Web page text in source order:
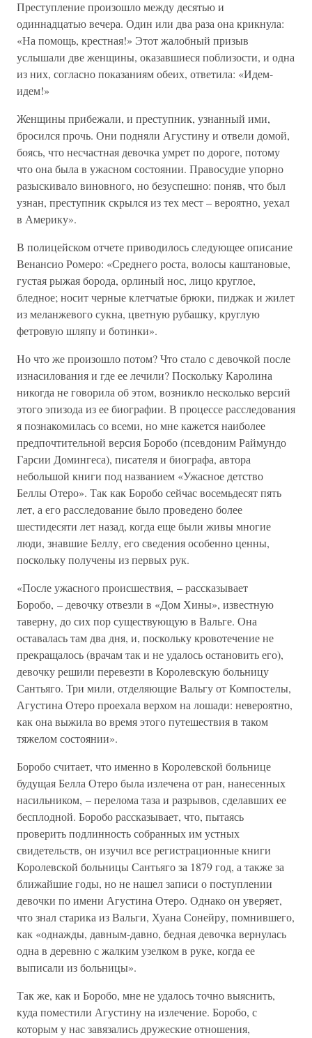
Преступление произошло между десятью и
одиннадцатью вечера. Один или два раза она крикнула:
«На помощь, крестная!» Этот жалобный призыв
услышали две женщины, оказавшиеся поблизости, и одна
из них, согласно показаниям обеих, ответила: «Идем-
идем!»
Женщины прибежали, и преступник, узнанный ими,
бросился прочь. Они подняли Агустину и отвели домой,
боясь, что несчастная девочка умрет по дороге, потому
что она была в ужасном состоянии. Правосудие упорно
разыскивало виновного, но безуспешно: поняв, что был
узнан, преступник скрылся из тех мест – вероятно, уехал
в Америку».
В полицейском отчете приводилось следующее описание
Венансио Ромеро: «Среднего роста, волосы каштановые,
густая рыжая борода, орлиный нос, лицо круглое,
бледное; носит черные клетчатые брюки, пиджак и жилет
из меланжевого сукна, цветную рубашку, круглую
фетровую шляпу и ботинки».
Но что же произошло потом? Что стало с девочкой после
изнасилования и где ее лечили? Поскольку Каролина
никогда не говорила об этом, возникло несколько версий
этого эпизода из ее биографии. В процессе расследования
я познакомилась со всеми, но мне кажется наиболее
предпочтительной версия Боробо (псевдоним Раймундо
Гарсии Домингеса), писателя и биографа, автора
небольшой книги под названием «Ужасное детство
Беллы Отеро». Так как Боробо сейчас восемьдесят пять
лет, а его расследование было проведено более
шестидесяти лет назад, когда еще были живы многие
люди, знавшие Беллу, его сведения особенно ценны,
поскольку получены из первых рук.
«После ужасного происшествия, – рассказывает
Боробо, – девочку отвезли в «Дом Хины», известную
таверну, до сих пор существующую в Вальге. Она
оставалась там два дня, и, поскольку кровотечение не
прекращалось (врачам так и не удалось остановить его),
девочку решили перевезти в Королевскую больницу
Сантьяго. Три мили, отделяющие Вальгу от Компостелы,
Агустина Отеро проехала верхом на лошади: невероятно,
как она выжила во время этого путешествия в таком
тяжелом состоянии».
Боробо считает, что именно в Королевской больнице
будущая Белла Отеро была излечена от ран, нанесенных
насильником, – перелома таза и разрывов, сделавших ее
бесплодной. Боробо рассказывает, что, пытаясь
проверить подлинность собранных им устных
свидетельств, он изучил все регистрационные книги
Королевской больницы Сантьяго за 1879 год, а также за
ближайшие годы, но не нашел записи о поступлении
девочки по имени Агустина Отеро. Однако он уверяет,
что знал старика из Вальги, Хуана Сонейру, помнившего,
как «однажды, давным-давно, бедная девочка вернулась
одна в деревню с жалким узелком в руке, когда ее
выписали из больницы».
Так же, как и Боробо, мне не удалось точно выяснить,
куда поместили Агустину на излечение. Боробо, с
которым у нас завязались дружеские отношения,